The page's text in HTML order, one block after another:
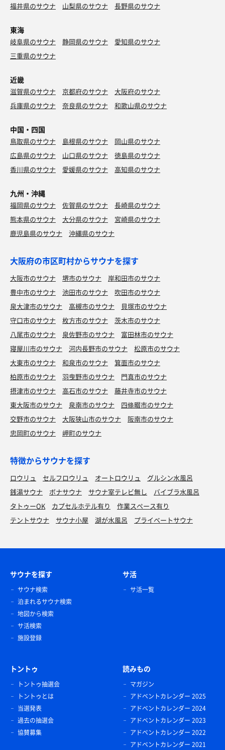
福井県のサウナ 山梨県のサウナ 長野県のサウナ
東海
岐阜県のサウナ 静岡県のサウナ
愛知県のサウナ
三重県のサウナ
近畿
滋賀県のサウナ 京都府のサウナ
大阪府のサウナ
兵庫県のサウナ
奈良県のサウナ 和歌山県のサウナ
中国・四国
鳥取県のサウナ 島根県のサウナ
岡山県のサウナ
広島県のサウナ
山口県のサウナ
徳島県のサウナ
香川県のサウナ
愛媛県のサウナ 高知県のサウナ
九州・沖縄
福岡県のサウナ 佐賀県のサウナ
長崎県のサウナ
熊本県のサウナ
大分県のサウナ
宮崎県のサウナ
鹿児島県のサウナ
沖縄県のサウナ
大阪府の市区町村からサウナを探す
大阪市のサウナ 堺市のサウナ
岸和田市のサウナ
豊中市のサウナ
池田市のサウナ
吹田市のサウナ
泉大津市のサウナ
高槻市のサウナ
貝塚市のサウナ
守口市のサウナ
枚方市のサウナ
茨木市のサウナ
八尾市のサウナ
泉佐野市のサウナ
富田林市のサウナ
寝屋川市のサウナ
河内長野市のサウナ
松原市のサウナ
大東市のサウナ
和泉市のサウナ
箕面市のサウナ
柏原市のサウナ
羽曳野市のサウナ
門真市のサウナ
摂津市のサウナ
高石市のサウナ
藤井寺市のサウナ
東大阪市のサウナ
泉南市のサウナ
四條畷市のサウナ
交野市のサウナ
大阪狭山市のサウナ
阪南市のサウナ
忠岡町のサウナ
岬町のサウナ
特徴からサウナを探す
ロウリュ セルフロウリュ オートロウリュ
グルシン水風呂
銭湯サウナ
ボナサウナ サウナ室テレビ無し
バイブラ水風呂
タトゥーOK
カプセルホテル有り
作業スペース有り
テントサウナ
サウナ小屋 湖が水風呂 プライベートサウナ
サウナを探す
サウナ検索
泊まれるサウナ検索
地図から検索
サ活検索
施設登録
サ活
サ活一覧
トントゥ
トントゥ抽選会
トントゥとは
当選発表
過去の抽選会
協賛募集
読みもの
マガジン
アドベントカレンダー 2025
アドベントカレンダー 2024
アドベントカレンダー 2023
アドベントカレンダー 2022
アドベントカレンダー 2021